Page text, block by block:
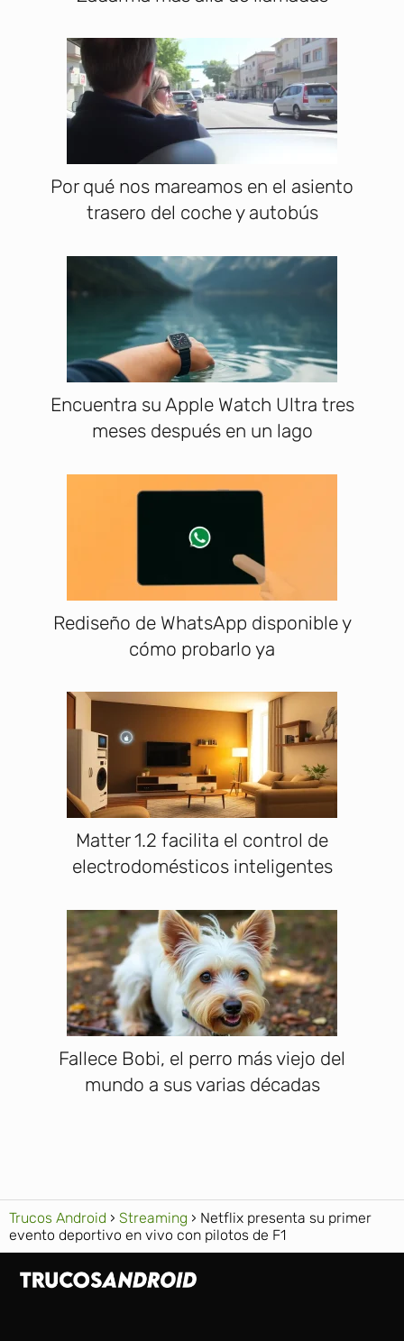
Por qué nos mareamos en el asiento
trasero del coche y autobús
Encuentra su Apple Watch Ultra tres
meses después en un lago
Rediseño de WhatsApp disponible y
cómo probarlo ya
Matter 1.2 facilita el control de
electrodomésticos inteligentes
Fallece Bobi, el perro más viejo del
mundo a sus varias décadas
Trucos Android Streaming
Netflix presenta su primer
evento deportivo en vivo con pilotos de F1